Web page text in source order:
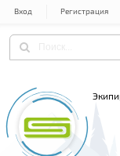
Вход Регистрация